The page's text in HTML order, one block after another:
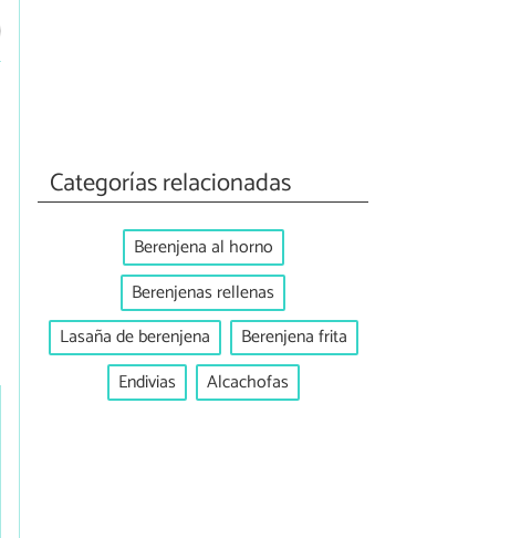
Categorías relacionadas
Berenjena al horno
Berenjenas rellenas
Lasaña de berenjena
Berenjena frita
Endivias
Alcachofas